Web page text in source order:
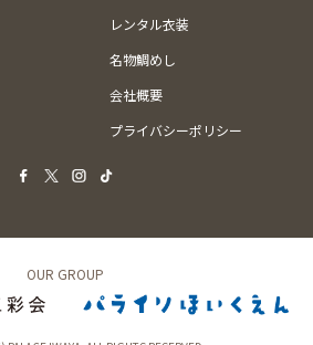
レンタル衣装
名物鯛めし
会社概要
プライバシーポリシー
OUR GROUP